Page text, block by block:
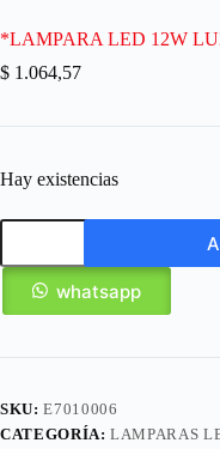
*LAMPARA LED 12W
$ 1.064,57
Hay existencias
whatsapp
SKU:E7010006
CATEGORÍA:LAMPARAS